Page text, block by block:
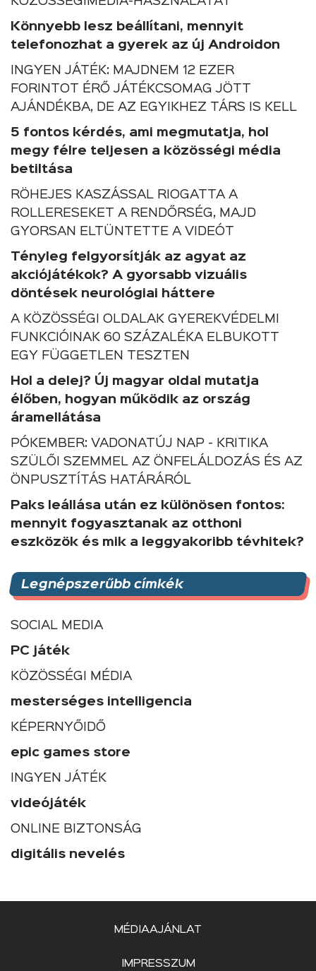
Könnyebb lesz beállítani, mennyit
telefonozhat a gyerek az új Androidon
INGYEN JÁTÉK: MAJDNEM 12 EZER
FORINTOT ÉRŐ JÁTÉKCSOMAG JÖTT
AJÁNDÉKBA, DE AZ EGYIKHEZ TÁRS IS KELL
5 fontos kérdés, ami megmutatja, hol
megy félre teljesen a közösségi média
betiltása
RÖHEJES KASZÁSSAL RIOGATTA A
ROLLERESEKET A RENDŐRSÉG, MAJD
GYORSAN ELTÜNTETTE A VIDEÓT
Tényleg felgyorsítják az agyat az
akciójátékok? A gyorsabb vizuális
döntések neurológiai háttere
A KÖZÖSSÉGI OLDALAK GYEREKVÉDELMI
FUNKCIÓINAK 60 SZÁZALÉKA ELBUKOTT
EGY FÜGGETLEN TESZTEN
Hol a delej? Új magyar oldal mutatja
élőben, hogyan működik az ország
áramellátása
PÓKEMBER: VADONATÚJ NAP - KRITIKA
SZÜLŐI SZEMMEL AZ ÖNFELÁLDOZÁS ÉS AZ
ÖNPUSZTÍTÁS HATÁRÁRÓL
Paks leállása után ez különösen fontos:
mennyit fogyasztanak az otthoni
eszközök és mik a leggyakoribb tévhitek?
Legnépszerűbb címkék
SOCIAL MEDIA
PC játék
KÖZÖSSÉGI MÉDIA
mesterséges intelligencia
KÉPERNYŐIDŐ
epic games store
INGYEN JÁTÉK
videójáték
ONLINE BIZTONSÁG
digitális nevelés
MÉDIAAJÁNLAT
IMPRESSZUM